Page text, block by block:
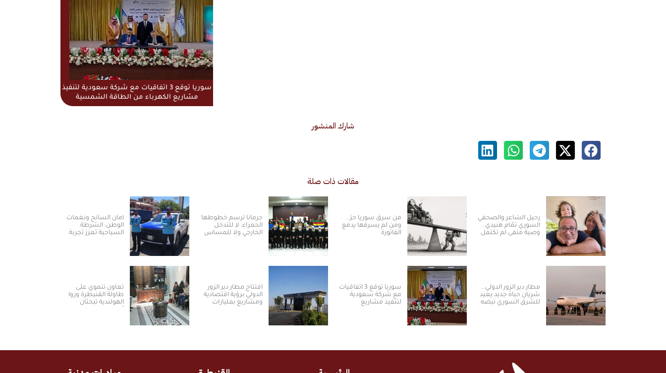
سوريا توقع 3 اتفاقيات مع شركة سعودية لتنفيذ
مشاريع الكهرباء من الطاقة الشمسية
شارك المنشور
مقالات ذات صلة
رحيل الشاعر والصحفي
السوري تمّام هنيدي..
وصية منفى لم تكتمل
من سرق سوريا حرّ..
ومن لم يسرقها يدفع
الفاتورة
جرمانا ترسم خطوطها
الحمراء: لا للتدخل
الخارجي ولا للمساس
أمان السائح ونغمات
الوطن: الشرطة
السياحية تعزز تجربة
مطار دير الزور الدولي..
شريان حياة جديد يعيد
للشرق السوري نبضه
سوريا توقع 3 اتفاقيات
مع شركة سعودية
لتنفيذ مشاريع
افتتاح مطار دير الزور
الدولي برؤية اقتصادية
ومشاريع بمليارات
تعاون تنموي على
طاولة القنيطرة وزوا
الهولندية تبحثان